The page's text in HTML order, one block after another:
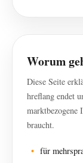
Worum
Diese Seite
hreflang endet
marktbezogene
braucht.
für